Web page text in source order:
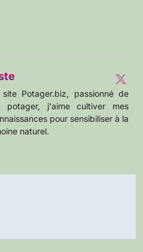
Potager.biz, passionné de
j'aime cultiver mes
pour sensibiliser à la
naturel.